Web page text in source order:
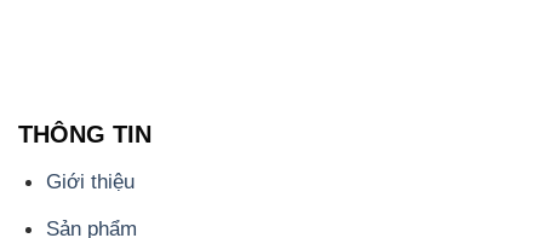
Chính sách và quy định chung
Tin tức
Liên hệ